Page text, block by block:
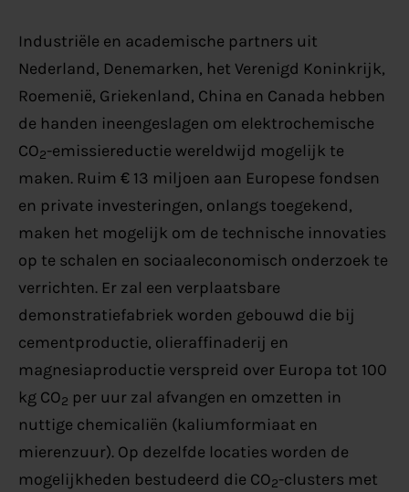
Industriële en academische partners uit
Nederland, Denemarken, het Verenigd Koninkrijk,
Roemenië, Griekenland, China en Canada hebben
de handen ineengeslagen om elektrochemische
CO2-emissiereductie wereldwijd mogelijk te
maken. Ruim € 13 miljoen aan Europese fondsen
en private investeringen, onlangs toegekend,
maken het mogelijk om de technische innovaties
op te schalen en sociaaleconomisch onderzoek te
verrichten. Er zal een verplaatsbare
demonstratiefabriek worden gebouwd die bij
cementproductie, olieraffinaderij en
magnesiaproductie verspreid over Europa tot 100
kg CO2 per uur zal afvangen en omzetten in
nuttige chemicaliën (kaliumformiaat en
mierenzuur). Op dezelfde locaties worden de
mogelijkheden bestudeerd die CO2-clusters met